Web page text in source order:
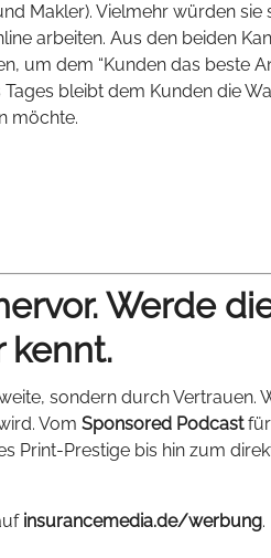
Makler). Vielmehr würden sie
arbeiten. Aus den beiden
um dem “Kunden das beste
bleibt dem Kunden die
möchte.
Werde
kennt.
sondern durch Vertrauen.
Vom Sponsored Podcastfür
Print-Prestige bis hin zum
insurancemedia.de/werbung.